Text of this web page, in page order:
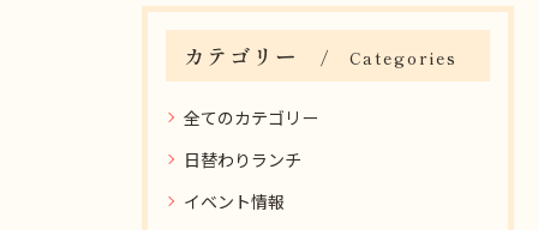
カテゴリー Categories
全てのカテゴリー
日替わりランチ
イベント情報